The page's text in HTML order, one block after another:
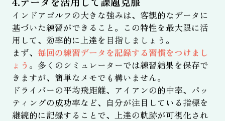
インドアゴルフの大きな強みは、客観的なデータに
基づいた練習ができること。この特性を最大限に活
用して、効率的に上達を目指しましょう。
まず、 毎回の練習データを記録する習慣をつけまし
ょう 。多くのシミュレーターでは練習結果を保存で
きますが、簡単なメモでも構いません。
ドライバーの平均飛距離、アイアンの的中率、パッ
ティングの成功率など、自分が注目している指標を
継続的に記録することで、上達の軌跡が可視化され